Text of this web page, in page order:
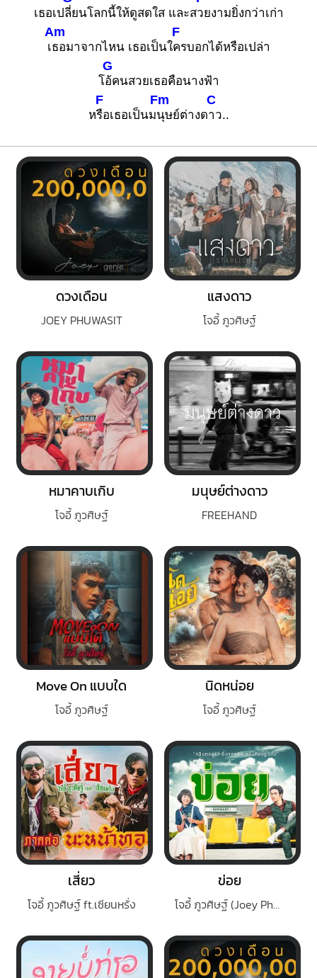
เธอเปลี่ยนโลกนี้ให้ดูสดใส และสวยงามยิ่งกว่าเก่า
เ
Am
ธอมาจากไหน เธอเป็นใ
F
ครบอกได้หรือเปล่า
โ
G
อ้คนสวยเธอคือนางฟ้า
ห
F
รือเธอเป็นม
Fm
นุษย์ต่างด
C
าว..
ดวงเดือน
JOEY PHUWASIT
แสงดาว
โจอี้ ภูวศิษฐ์
หมาคาบเกิบ
โจอี้ ภูวศิษฐ์
มนุษย์ต่างดาว
FREEHAND
Move On แบบใด
โจอี้ ภูวศิษฐ์
นิดหน่อย
โจอี้ ภูวศิษฐ์
เสี่ยว
โจอี้ ภูวศิษฐ์ ft.เซียนหรั่ง
ข่อย
โจอี้ ภูวศิษฐ์ (Joey Phuwasit)